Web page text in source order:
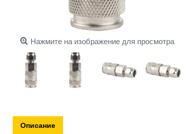
Нажмите на изображение для просмотра
Описание